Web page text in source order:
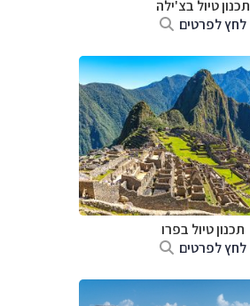
תכנון טיול בצ'ילה
לחץ לפרטים
תכנון טיול בפרו
לחץ לפרטים